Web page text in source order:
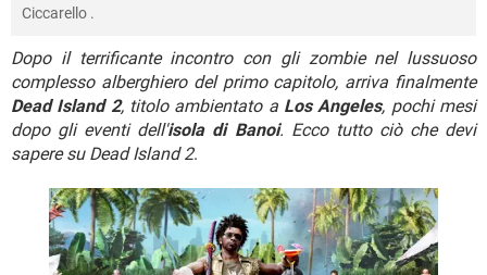
HARDWARE
HARDWARE
iOS
INSTAGRAM WHATSAPP
TIKTOK FACEBOOK
HARDWARE
iOS WINDOWS 10
INSTAGRAM WHATSAPP
TIKTOK FACEBOOK
GLOSSARIO
COVID-19 GAMING
INTRATTENIMENTO ANDROID
iOS WINDOWS 10
INSTAGRAM
TIKTOK FACEBOOK
HARDWARE
Ciccarello .
Dopo il terrificante incontro con gli zombie nel lussuoso
complesso alberghiero del primo capitolo, arriva finalmente
Dead Island 2, titolo ambientato a Los Angeles, pochi mesi
dopo gli eventi dell'isola di Banoi. Ecco tutto ciò che devi
sapere su Dead Island 2.